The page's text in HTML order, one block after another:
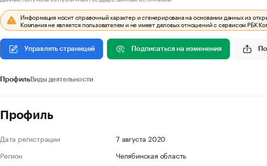
Информация носит справочный характер и сгенерирована на основании данных из
Компания не является пользователем и не имеет деловых отношений с сервисом РБК
Управлять страницей Подписаться на изменения
ПрофильВиды деятельности
Профиль
Дата регистрации
7 августа 2020
Регион
Челябинская область